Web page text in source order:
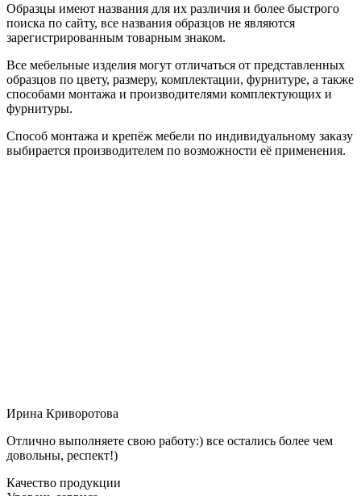
Образцы имеют названия для их различия и более быстрого
поиска по сайту, все названия образцов не являются
зарегистрированным товарным знаком.
Все мебельные изделия могут отличаться от представленных
образцов по цвету, размеру, комплектации, фурнитуре, а также
способами монтажа и производителями комплектующих и
фурнитуры.
Способ монтажа и крепёж мебели по индивидуальному заказу
выбирается производителем по возможности её применения.
Ирина Криворотова
Отлично выполняете свою работу:) все остались более чем
довольны, респект!)
Качество продукции